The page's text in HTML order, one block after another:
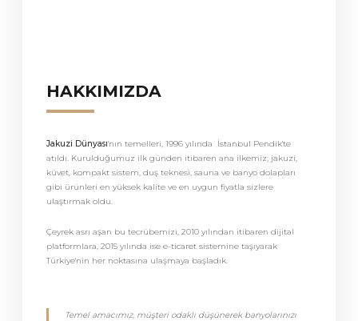
HAKKIMIZDA
Jakuzi Dünyası'nın temelleri, 1996 yılında İstanbul Pendik'te
atıldı. Kurulduğumuz ilk günden itibaren ana ilkemiz; jakuzi,
küvet, kompakt sistem, duş teknesi, sauna ve banyo dolapları
gibi ürünleri en yüksek kalite ve en uygun fiyatla sizlere
ulaştırmak oldu.
Çeyrek asrı aşan bu tecrübemizi, 2010 yılından itibaren dijital
platformlara, 2015 yılında ise e-ticaret sistemine taşıyarak
Türkiye'nin her noktasına ulaşmaya başladık.
Temel amacımız, müşteri odaklı düşünerek banyolarınızı